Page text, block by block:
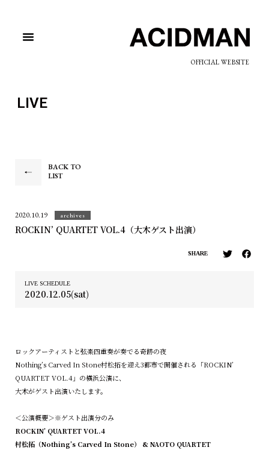
OFFICIAL WEBSITE
LIVE
BACK TO
LIST
2020.10.19 archives
ROCKIN’ QUARTET VOL.4（大木ゲスト出演）
SHARE
LIVE SCHEDULE
2020.12.05(sat)
ロックアーティストと弦楽四重奏が奏でる奇跡の夜
Nothing’s Carved In Stone村松拓を迎え3都市で開催される「ROCKIN’
QUARTET VOL.4」の横浜公演に、
大木がゲスト出演いたします。
＜公演概要＞※ゲスト出演分のみ
ROCKIN’ QUARTET VOL.4
村松拓（Nothing’s Carved In Stone） & NAOTO QUARTET